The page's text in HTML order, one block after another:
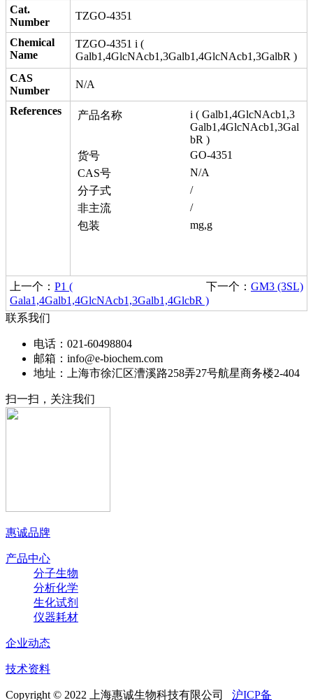
Cat.
Number
TZGO-4351
Chemical
Name
TZGO-4351 i (
Galb1,4GlcNAcb1,3Galb1,4GlcNAcb1,3GalbR )
CAS
Number
N/A
References 产品名称
i ( Galb1,4GlcNAcb1,3
Galb1,4GlcNAcb1,3Gal
bR )
货号
GO-4351
CAS号
N/A
分子式
/
非主流
/
包装
mg,g
下一个： GM3 (3SL)
上一个： P1 (
Gala1,4Galb1,4GlcNAcb1,3Galb1,4GlcbR )
联系我们
电话：021-60498804
邮箱：info@e-biochem.com
地址：上海市徐汇区漕溪路258弄27号航星商务楼2-404
扫一扫，关注我们
惠诚品牌
产品中心
分子生物
分析化学
生化试剂
仪器耗材
企业动态
技术资料
Copyright © 2022 上海惠诚生物科技有限公司 沪ICP备